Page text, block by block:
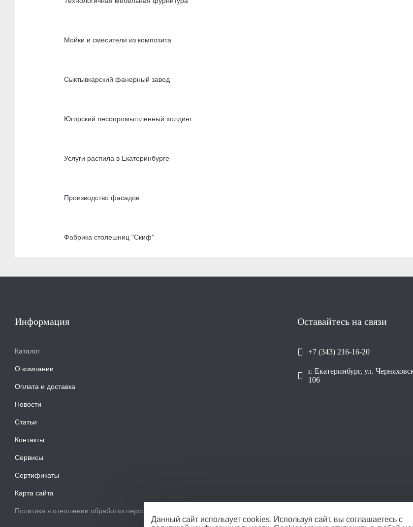
Мойки и смесители из композита
Сыктывкарский фанерный завод
Югорский лесопромышленный холдинг
Услуги распила в Екатеринбурге
Производство фасадов
Фабрика столешниц "Скиф"
Информация
Каталог
О компании
Оплата и доставка
Новости
Статьи
Контакты
Сервисы
Сертификаты
Карта сайта
Политика в отношении обработки персональных данных
Оставайтесь на связи
+7 (343) 216-16-20
г. Екатеринбург, ул.
106
Данный сайт использует cookies. Используя сайт, вы соглашаетесь с